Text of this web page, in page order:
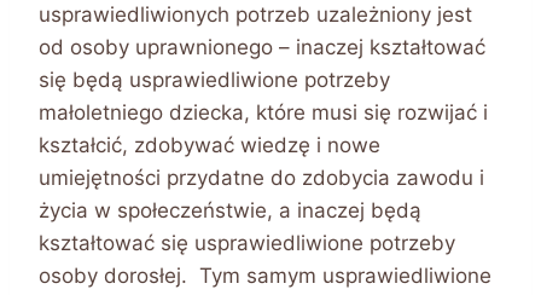
usprawiedliwionych potrzeb uzależniony jest
od osoby uprawnionego – inaczej kształtować
się będą usprawiedliwione potrzeby
małoletniego dziecka, które musi się rozwijać i
kształcić, zdobywać wiedzę i nowe
umiejętności przydatne do zdobycia zawodu i
życia w społeczeństwie, a inaczej będą
kształtować się usprawiedliwione potrzeby
osoby dorosłej. Tym samym usprawiedliwione